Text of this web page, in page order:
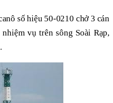
số hiệu 50-0210 chở 3 cán
vụ trên sông Soài Rạp,